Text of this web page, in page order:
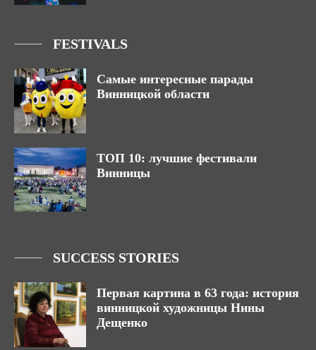
FESTIVALS
Самые интересные парады
Винницкой области
ТОП 10: лучшие фестивали
Винницы
SUCCESS STORIES
Первая картина в 63 года: история
винницкой художницы Нины
Дещенко